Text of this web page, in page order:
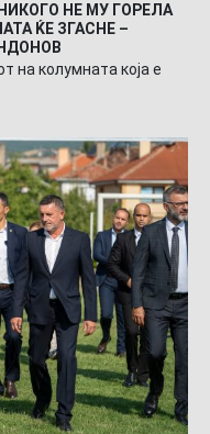
НЕ МУ ГОРЕЛА
ЌЕ ЗГАСНЕ –
на колумната која е